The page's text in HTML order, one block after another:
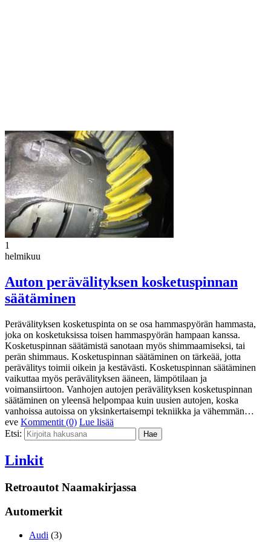
1
helmikuu
Auton perävälityksen kosketuspinnan
säätäminen
Perävälityksen kosketuspinta on se osa hammaspyörän hammasta,
joka on kosketuksissa toisen hammaspyörän hampaan kanssa.
Kosketuspinnan säätämistä sanotaan myös shimmaamiseksi, tai
perän shimmaus. Kosketuspinnan säätäminen on tärkeää, jotta
perävälitys toimii oikein ja kestävästi. Kosketuspinnan säätäminen
vaikuttaa myös perävälityksen ääneen, lämpötilaan ja
voimansiirtoon. Vanhojen autojen perävälityksen kosketuspinnan
säätäminen on yleensä helpompaa kuin uusien autojen, koska
vanhoissa autoissa on yksinkertaisempi tekniikka ja vähemmän…
eve Kommentit (0) Lue lisää
Etsi:
Linkit
Retroautot Naamakirjassa
Automerkit
Audi (3)